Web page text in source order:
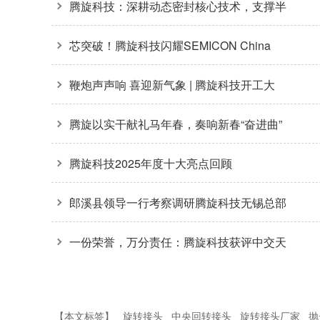
业盛会
腾旋科技：深耕动态密封核心技术，支撑半
导体装备关键环节
芯突破！腾旋科技闪耀SEMICON China
2026
鞭炮声声响 喜迎新气象 | 腾旋科技开工大
吉！
腾旋以实干献礼马年春，奏响新春“奋进曲”
腾旋科技2025年度十大亮点回顾
郎溪县领导一行考察调研腾旋科技无锡总部
一份荣誉，万分责任：腾旋科技获评中交天
【本文标签】 旋转接头 中央回转接头 旋转接头厂家